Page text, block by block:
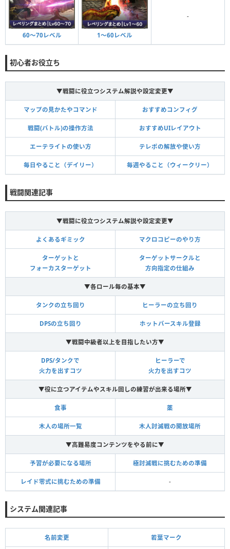
60〜70レベル 1〜60レベル
-
初心者お役立ち
▼戦闘に役立つシステム解説や設定変更▼
マップの見かたやコマンド おすすめコンフィグ
戦闘(バトル)の操作方法 おすすめUIレイアウト
エーテライトの使い方 テレポの解放や使い方
毎日やること（デイリー） 毎週やること（ウィークリー）
戦闘関連記事
▼戦闘に役立つシステム解説や設定変更▼
よくあるギミック マクロコピーのやり方
ターゲットと
フォーカスターゲット
ターゲットサークルと
方向指定の仕組み
▼各ロール毎の基本▼
タンクの立ち回り ヒーラーの立ち回り
DPSの立ち回り ホットバースキル登録
▼戦闘中級者以上を目指したい方▼
DPS/タンクで
火力を出すコツ
ヒーラーで
火力を出すコツ
▼役に立つアイテムやスキル回しの練習が出来る場所▼
食事 薬
木人の場所一覧 木人討滅戦の開放場所
▼高難易度コンテンツをやる前に▼
予習が必要になる場所 極討滅戦に挑むための準備
レイド零式に挑むための準備 -
システム関連記事
名前変更 若葉マーク